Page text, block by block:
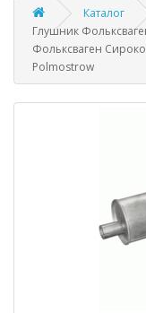
Каталог
Глушник
Фольксваген
Polmostrow